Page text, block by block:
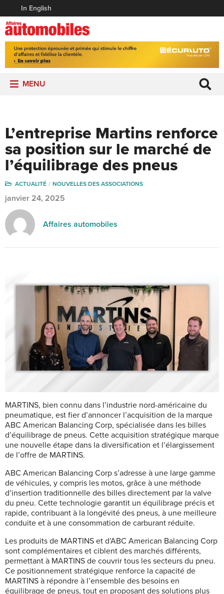
In English
MENU
L’entreprise Martins renforce
sa position sur le marché de
l’équilibrage des pneus
ACTUALITÉ NOUVELLES DES ASSOCIATIONS
janvier 24, 2025
Affaires automobiles
MARTINS, bien connu dans l’industrie nord-américaine du
pneumatique, est fier d’annoncer l’acquisition de la marque
ABC American Balancing Corp, spécialisée dans les billes
d’équilibrage de pneus. Cette acquisition stratégique marque
une nouvelle étape dans la diversification et l’élargissement
de l’offre de MARTINS.
ABC American Balancing Corp s’adresse à une large gamme
de véhicules, y compris les motos, grâce à une méthode
d’insertion traditionnelle des billes directement par la valve
du pneu. Cette technologie garantit un équilibrage précis et
rapide, contribuant à la longévité des pneus, à une meilleure
conduite et à une consommation de carburant réduite.
Les produits de MARTINS et d’ABC American Balancing Corp
sont complémentaires et ciblent des marchés différents,
permettant à MARTINS de couvrir tous les secteurs du pneu.
Ce positionnement stratégique renforce la capacité de
MARTINS à répondre à l’ensemble des besoins en
équilibrage de pneus, tout en proposant des solutions plus